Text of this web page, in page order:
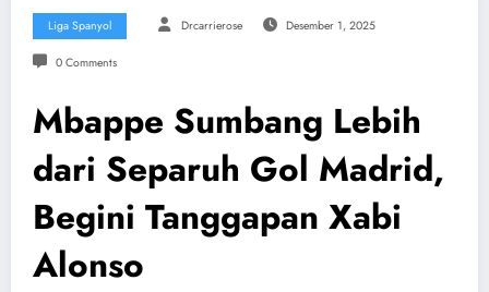
Liga Spanyol Drcarrierose Desember 1, 2025
0 Comments
Mbappe Sumbang Lebih
dari Separuh Gol Madrid,
Begini Tanggapan Xabi
Alonso